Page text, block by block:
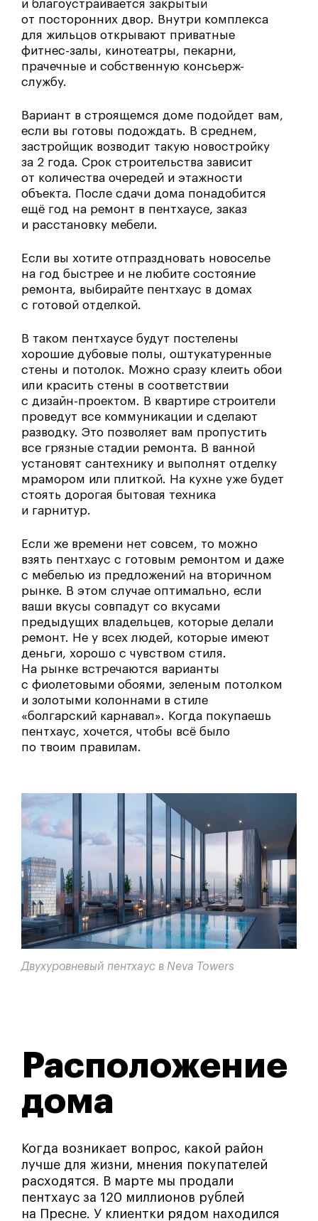
и благоустраивается закрытый
от посторонних двор. Внутри комплекса
для жильцов открывают приватные
фитнес-залы, кинотеатры, пекарни,
прачечные и собственную консьерж-
службу.
Вариант в строящемся доме подойдет вам,
если вы готовы подождать. В среднем,
застройщик возводит такую новостройку
за 2 года. Срок строительства зависит
от количества очередей и этажности
объекта. После сдачи дома понадобится
ещё год на ремонт в пентхаусе, заказ
и расстановку мебели.
Если вы хотите отпраздновать новоселье
на год быстрее и не любите состояние
ремонта, выбирайте пентхаус в домах
с готовой отделкой.
В таком пентхаусе будут постелены
хорошие дубовые полы, оштукатуренные
стены и потолок. Можно сразу клеить обои
или красить стены в соответствии
с дизайн-проектом. В квартире строители
проведут все коммуникации и сделают
разводку. Это позволяет вам пропустить
все грязные стадии ремонта. В ванной
установят сантехнику и выполнят отделку
мрамором или плиткой. На кухне уже будет
стоять дорогая бытовая техника
и гарнитур.
Если же времени нет совсем, то можно
взять пентхаус с готовым ремонтом и даже
с мебелью из предложений на вторичном
рынке. В этом случае оптимально, если
ваши вкусы совпадут со вкусами
предыдущих владельцев, которые делали
ремонт. Не у всех людей, которые имеют
деньги, хорошо с чувством стиля.
На рынке встречаются варианты
с фиолетовыми обоями, зеленым потолком
и золотыми колоннами в стиле
«болгарский карнавал». Когда покупаешь
пентхаус, хочется, чтобы всё было
по твоим правилам.
Двухуровневый пентхаус в Neva Towers
Расположение
дома
Когда возникает вопрос, какой район
лучше для жизни, мнения покупателей
расходятся. В марте мы продали
пентхаус за 120 миллионов рублей
на Пресне. У клиентки рядом находился